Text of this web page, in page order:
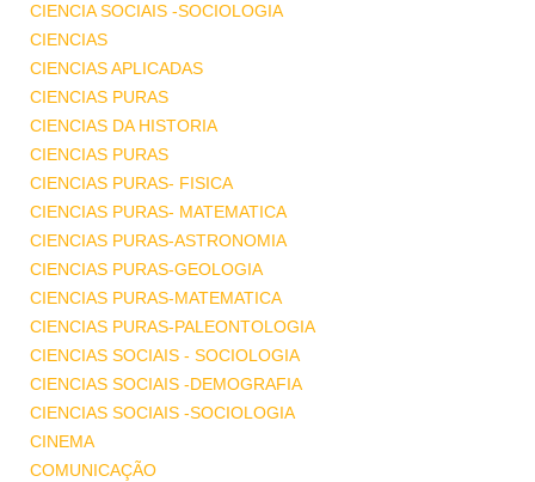
CIENCIA SOCIAIS -SOCIOLOGIA
CIENCIAS
CIENCIAS APLICADAS
CIENCIAS PURAS
CIENCIAS DA HISTORIA
CIENCIAS PURAS
CIENCIAS PURAS- FISICA
CIENCIAS PURAS- MATEMATICA
CIENCIAS PURAS-ASTRONOMIA
CIENCIAS PURAS-GEOLOGIA
CIENCIAS PURAS-MATEMATICA
CIENCIAS PURAS-PALEONTOLOGIA
CIENCIAS SOCIAIS - SOCIOLOGIA
CIENCIAS SOCIAIS -DEMOGRAFIA
CIENCIAS SOCIAIS -SOCIOLOGIA
CINEMA
COMUNICAÇÃO